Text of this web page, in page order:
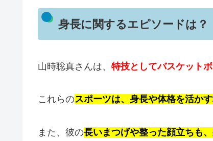
身長に関するエピソードは？
山時聡真さんは、 特技としてバスケット
これらのスポーツは、身長や体格を活か
また、彼の長いまつげや整った顔立ちも